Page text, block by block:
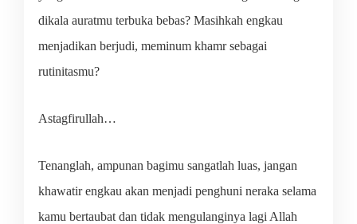
dikala auratmu terbuka bebas? Masihkah engkau
menjadikan berjudi, meminum khamr sebagai
rutinitasmu?
Astagfirullah…
Tenanglah, ampunan bagimu sangatlah luas, jangan
khawatir engkau akan menjadi penghuni neraka selama
kamu bertaubat dan tidak mengulanginya lagi Allah